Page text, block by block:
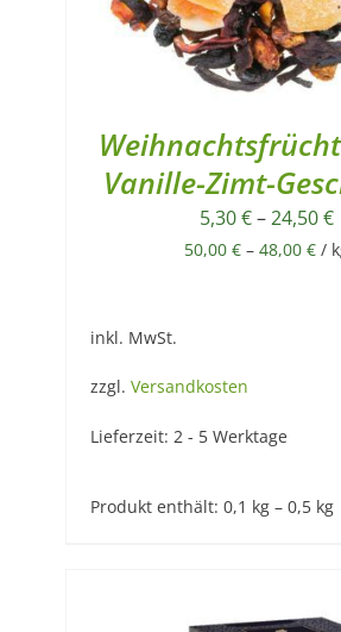
Vanille-Zimt-
5,30€–24,50€
50,00 €– 48,00 €/
inkl. MwSt.
zzgl. Versandkosten
Lieferzeit: 2 - 5 Werktage
Produkt enthält: 0,1 kg – 0,5 kg